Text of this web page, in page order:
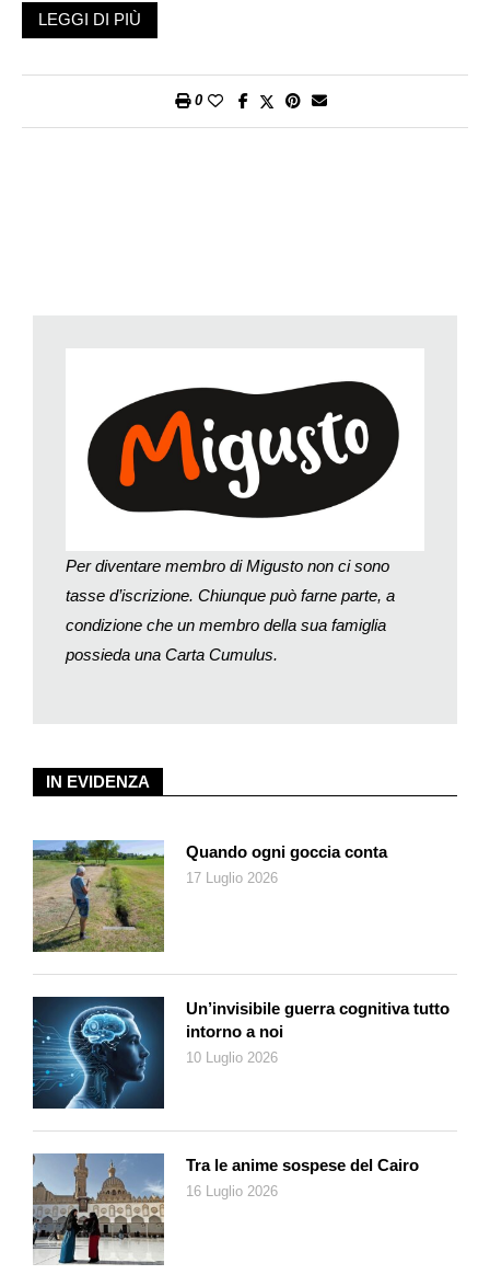
mettetelo assieme ai pistacchi in una scodella. Aggiungete
l’aglio schiacciato e la metà del formaggio grattugiato. Unite
Servite gli asparagi con il pesto e guarniteli con il basilico
LEGGI DI PIÙ
0
IN EVIDENZA
Quando ogni goccia conta
17 Luglio 2026
Un’invisibile guerra cognitiva tutto
intorno a noi
10 Luglio 2026
Tra le anime sospese del Cairo
16 Luglio 2026
Per diventare membro di Migusto non ci sono
tasse d’iscrizione. Chiunque può farne parte, a
condizione che un membro della sua famiglia
possieda una Carta Cumulus.